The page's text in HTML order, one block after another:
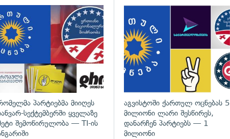
პარტიებმა მიიღეს
სექტემბერში ყველაზე
შემოწირულობა — TI-ის
აგვისტოში ქართულ ოცნებას 5
მილიონი ლარი შესწირეს,
დანარჩენ პარტიებს — 1
მილიონი